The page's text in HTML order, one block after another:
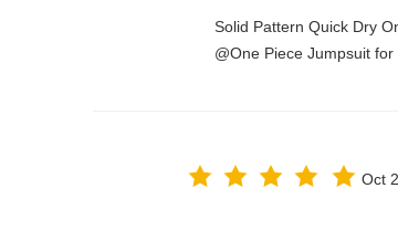
Solid Pattern Quick Dry
One Piece Jumpsuit for
Oct